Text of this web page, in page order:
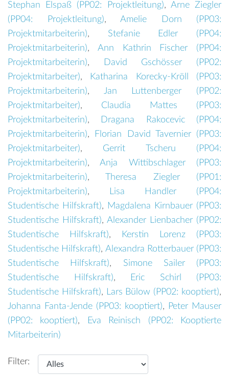
Stephan Elspaß ( PP02: Projektleitung), Arne Ziegler
( PP04: Projektleitung), Amelie Dorn ( PP03:
Projektmitarbeiterin), Stefanie Edler ( PP04:
Projektmitarbeiterin), Ann Kathrin Fischer ( PP04:
Projektmitarbeiterin), David Gschösser ( PP02:
Projektmitarbeiter), Katharina Korecky-Kröll ( PP03:
Projektmitarbeiterin), Jan Luttenberger ( PP02:
Projektmitarbeiter), Claudia Mattes ( PP03:
Projektmitarbeiterin), Dragana Rakocevic ( PP04:
Projektmitarbeiterin), Florian David Tavernier ( PP03:
Projektmitarbeiter), Gerrit Tscheru ( PP04:
Projektmitarbeiterin),Anja Wittibschlager ( PP03:
Projektmitarbeiterin), Theresa Ziegler ( PP01:
Projektmitarbeiterin), Lisa Handler ( PP04:
Studentische Hilfskraft), Magdalena Kirnbauer ( PP03:
Studentische Hilfskraft), Alexander Lienbacher ( PP02:
Studentische Hilfskraft), Kerstin Lorenz ( PP03:
Studentische Hilfskraft), Alexandra Rotterbauer ( PP03:
Studentische Hilfskraft), Simone Sailer ( PP03:
Studentische Hilfskraft), Eric Schirl ( PP03:
Studentische Hilfskraft), Lars Bülow ( PP02: kooptiert),
Johanna Fanta-Jende ( PP03: kooptiert), Peter Mauser
( PP02: kooptiert), Eva Reinisch ( PP02: Kooptierte
Mitarbeiterin)
Filter: